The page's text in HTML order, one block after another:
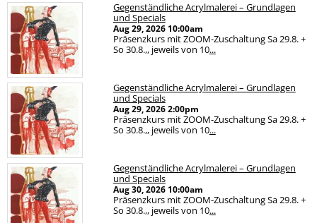
Gegenständliche Acrylmalerei – Grundlagen
und Specials
Aug 29, 2026 10:00am
Präsenzkurs mit ZOOM-Zuschaltung Sa 29.8. +
So 30.8.,, jeweils von 10...
Gegenständliche Acrylmalerei – Grundlagen
und Specials
Aug 29, 20262:00pm
Präsenzkurs mit ZOOM-Zuschaltung Sa 29.8. +
So 30.8.,, jeweils von 10...
Gegenständliche Acrylmalerei – Grundlagen
und Specials
Aug 30, 2026 10:00am
Präsenzkurs mit ZOOM-Zuschaltung Sa 29.8. +
So 30.8.,, jeweils von 10...